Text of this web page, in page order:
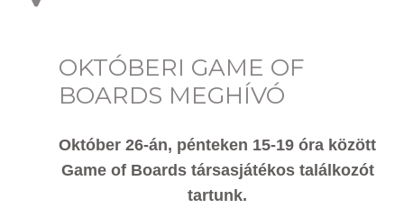
OKTÓBERI GAME OF
BOARDS MEGHÍVÓ
Október 26-án, pénteken 15-19 óra között
Game of Boards társasjátékos találkozót
tartunk.